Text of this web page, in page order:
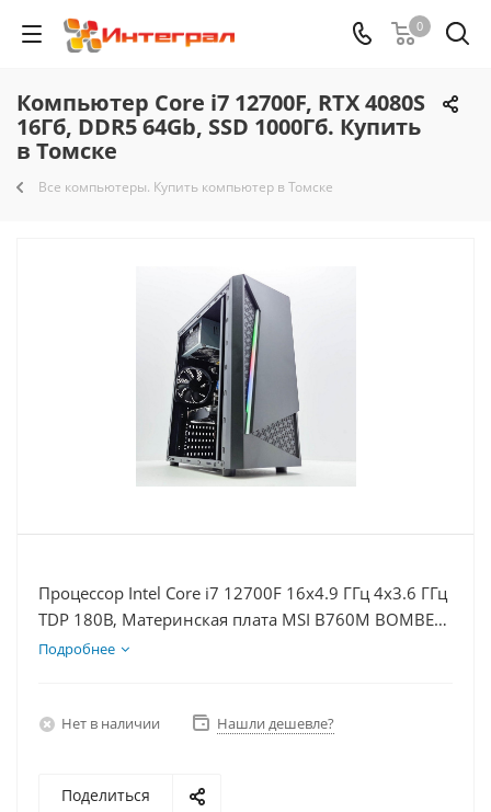
0
Компьютер Core i7 12700F, RTX 4080S
16Гб, DDR5 64Gb, SSD 1000Гб. Купить
в Томске
Все компьютеры. Купить компьютер в Томске
Процессор Intel Core i7 12700F 16x4.9 ГГц 4x3.6 ГГц
TDP 180В, Материнская плата MSI B760M BOMBER
WIFI D5, Видеокарта RTX 4080S 16Гб, Память
Подробнее
Нет в наличии Нашли дешевле?
Поделиться